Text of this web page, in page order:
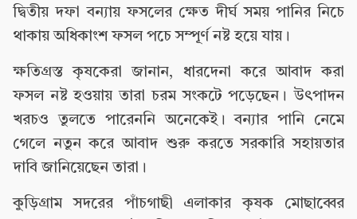
দ্বিতীয় দফা বন্যায় ফসলের ক্ষেত দীর্ঘ সময় পানির নিচে
থাকায় অধিকাংশ ফসল পচে সম্পূর্ণ নষ্ট হয়ে যায়।
ক্ষতিগ্রস্ত কৃষকেরা জানান, ধারদেনা করে আবাদ করা
ফসল নষ্ট হওয়ায় তারা চরম সংকটে পড়েছেন। উৎপাদন
খরচও তুলতে পারেননি অনেকেই। বন্যার পানি নেমে
গেলে নতুন করে আবাদ শুরু করতে সরকারি সহায়তার
দাবি জানিয়েছেন তারা।
কুড়িগ্রাম সদরের পাঁচগাছী এলাকার কৃষক মোছাব্বের